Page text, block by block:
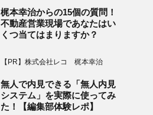
梶本幸治からの15個の質問！
不動産営業現場であなたはい
くつ当てはまりますか？
【PR】株式会社レコ 梶本幸治
無人で内見できる「無人内見
システム」を実際に使ってみ
た！【編集部体験レポ】